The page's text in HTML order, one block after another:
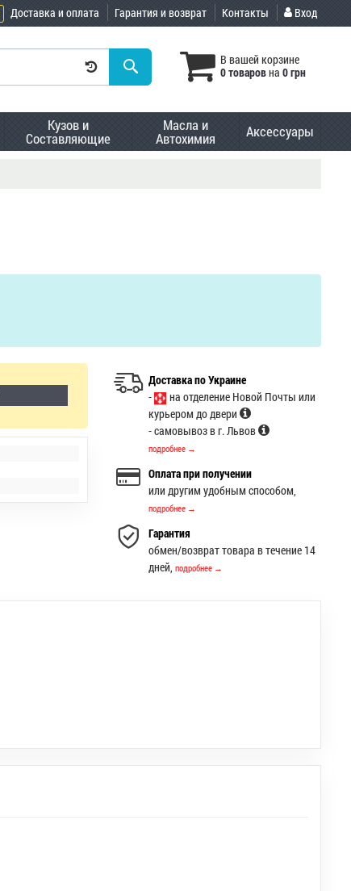
Доставка и оплата Гарантия и возврат Контакты Вход
В вашей корзине
0 товаровна 0 грн
Кузов и
Составляющие
Масла и
Автохимия Аксессуары
Доставка по Украине
-
на отделение Новой Почты или
курьером до двери
- самовывоз в г. Львов
подробнее →
Оплата при получении
или другим удобным способом,
подробнее →
Гарантия
обмен/возврат товара в течение 14
дней,подробнее →